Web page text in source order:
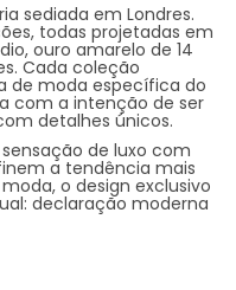
sediada em Londres.
todas projetadas em
ouro amarelo de 14
Cada coleção
de moda específica do
com a intenção de ser
detalhes únicos.
de luxo com
a tendência mais
o design exclusivo
declaração moderna